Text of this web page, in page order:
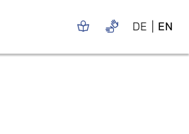
DE EN